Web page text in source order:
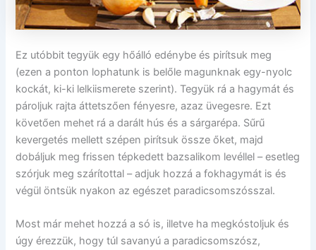
Ez utóbbit tegyük egy hőálló edénybe és pirítsuk meg
(ezen a ponton lophatunk is belőle magunknak egy-nyolc
kockát, ki-ki lelkiismerete szerint). Tegyük rá a hagymát és
pároljuk rajta áttetszően fényesre, azaz üvegesre. Ezt
követően mehet rá a darált hús és a sárgarépa. Sűrű
kevergetés mellett szépen pirítsuk össze őket, majd
dobáljuk meg frissen tépkedett bazsalikom levéllel – esetleg
szórjuk meg szárítottal – adjuk hozzá a fokhagymát is és
végül öntsük nyakon az egészet paradicsomszósszal.
Most már mehet hozzá a só is, illetve ha megkóstoljuk és
úgy érezzük, hogy túl savanyú a paradicsomszósz,